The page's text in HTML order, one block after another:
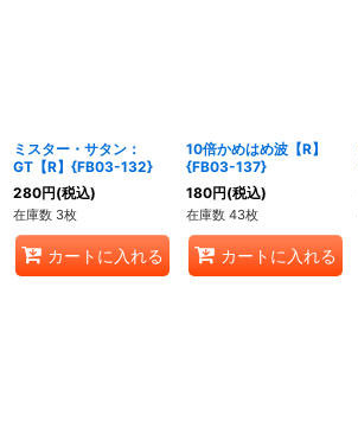
ミスター・サタン：
GT【R】{FB03-132}
280円(税込)
在庫数 3枚
カートに入れる
10倍かめはめ波【R】
{FB03-137}
180円(税込)
在庫数 43枚
カートに入れる